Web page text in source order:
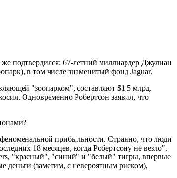
подтвердился: 67-летний миллиардер Джулиан
в том числе знаменитый фонд Jaguar.
"зоопарком", составляют $1,5 млрд.
Одновременно Робертсон заявил, что
прибыльности. Странно, что люди
18 месяцев, когда Робертсону не везло".
"красный", "синий" и "белый" тигры, впервые
деньги (заметим, с невероятным риском),